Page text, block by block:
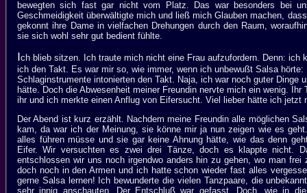
bewegten sich fast gar nicht vom Platz. Das war besonders bei
Geschmeidigkeit überwältigte mich und ließ mich Glauben machen,
gekonnt ihre Dame in vielfachen Drehungen durch den Raum,
sie sich wohl sehr gut bedient fühlte.
Ich blieb sitzen. Ich traute mich nicht eine Frau aufzufordern. Denn: ich
ich den Takt. Es war mir so, wie immer, wenn ich unbewußt Salsa
Schlaginstrumente intonierten den Takt. Naja, ich war noch guter Dinge
hätte. Doch die Abwesenheit meiner Freundin nervte mich ein wenig.
ihr und ich merkte einen Anflug von Eifersucht. Viel lieber hätte ich
Der Abend ist kurz erzählt. Nachdem meine Freundin alle möglichen
kam, da war ich der Meinung, sie könne mir ja nun zeigen wie es
alles führen müsse und sie gar keine Ahnung hätte, wie das denn
Eifer. Wir versuchten es zwei drei Tänze, doch es klappte nicht.
entschlossen wir uns noch irgendwo anders hin zu gehen, wo man
doch noch in den Armen und ich hatte schon wieder fast alles
gerne Salsa lernen! Ich bewunderte die vielen Tanzpaare, die
sehr innig anschauten. Der Entschluß war gefasst. Doch, wie in